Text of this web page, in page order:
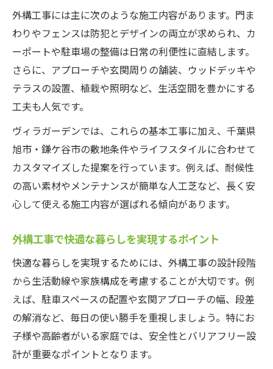
ント
外構工事で信頼できる業者を見極める方法
外構工事の実績や口コミの見方を知ろう
外構工事業者に事前確認したい保証内容
外構工事の対応範囲とアフターサービスの
重要性
まとめとして知っておきたい外構工事の極意
外構工事で理想の住まいを実現する総まと
め
外構工事に関するよくある疑問を一挙解決
外構工事の満足度アップに欠かせない要素
外構工事の計画から施工後までの流れを再
外構工事の成功事例から学ぶポイント紹介
外構工事には主に次のような施工内容があります。門ま
わりやフェンスは防犯とデザインの両立が求められ、カ
ーポートや駐車場の整備は日常の利便性に直結します。
さらに、アプローチや玄関周りの舗装、ウッドデッキや
テラスの設置、植栽や照明など、生活空間を豊かにする
工夫も人気です。
ヴィラガーデンでは、これらの基本工事に加え、千葉県
旭市・鎌ケ谷市の敷地条件やライフスタイルに合わせて
カスタマイズした提案を行っています。例えば、耐候性
の高い素材やメンテナンスが簡単な人工芝など、長く安
心して使える施工内容が選ばれる傾向があります。
外構工事で快適な暮らしを実現するポイント
快適な暮らしを実現するためには、外構工事の設計段階
から生活動線や家族構成を考慮することが大切です。例
えば、駐車スペースの配置や玄関アプローチの幅、段差
の解消など、毎日の使い勝手を重視しましょう。特にお
子様や高齢者がいる家庭では、安全性とバリアフリー設
計が重要なポイントとなります。